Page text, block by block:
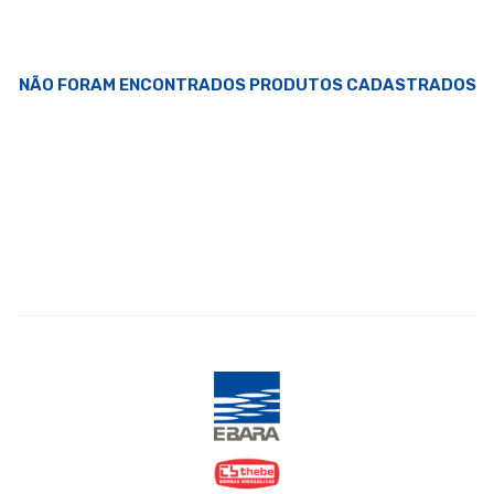
NÃO FORAM ENCONTRADOS PRODUTOS CADASTRADOS